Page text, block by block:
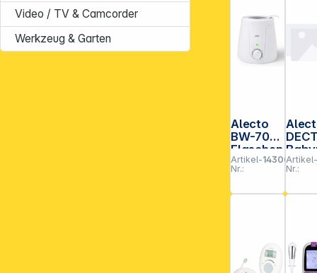
Video / TV & Camcorder
Werkzeug & Garten
Alecto
BW-70
Flaschen
wärmer
weiß
Artikel-
Nr.:
143007
DECT
ne
Full
ECO-
Artikel-
Nr.: